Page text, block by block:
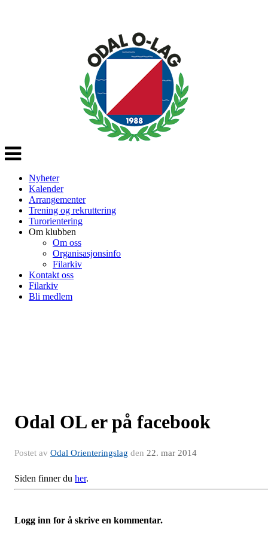
Veksle
navigasjon
Nyheter
Kalender
Arrangementer
Trening og rekruttering
Turorientering
Om klubben
Om oss
Organisasjonsinfo
Filarkiv
Kontakt oss
Filarkiv
Bli medlem
Odal OL er på facebook
Postet av Odal Orienteringslag den 22. mar 2014
Siden finner du her.
Logg inn for å skrive en kommentar.